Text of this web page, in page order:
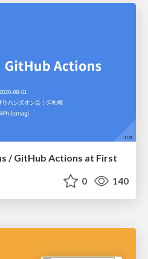
/ GitHub Actions at First
0 140